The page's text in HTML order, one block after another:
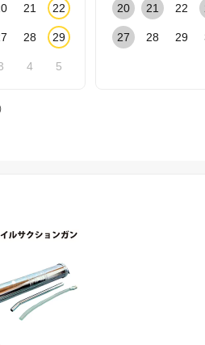
21 22
28 29
4 5
20 21 22
27 28 29